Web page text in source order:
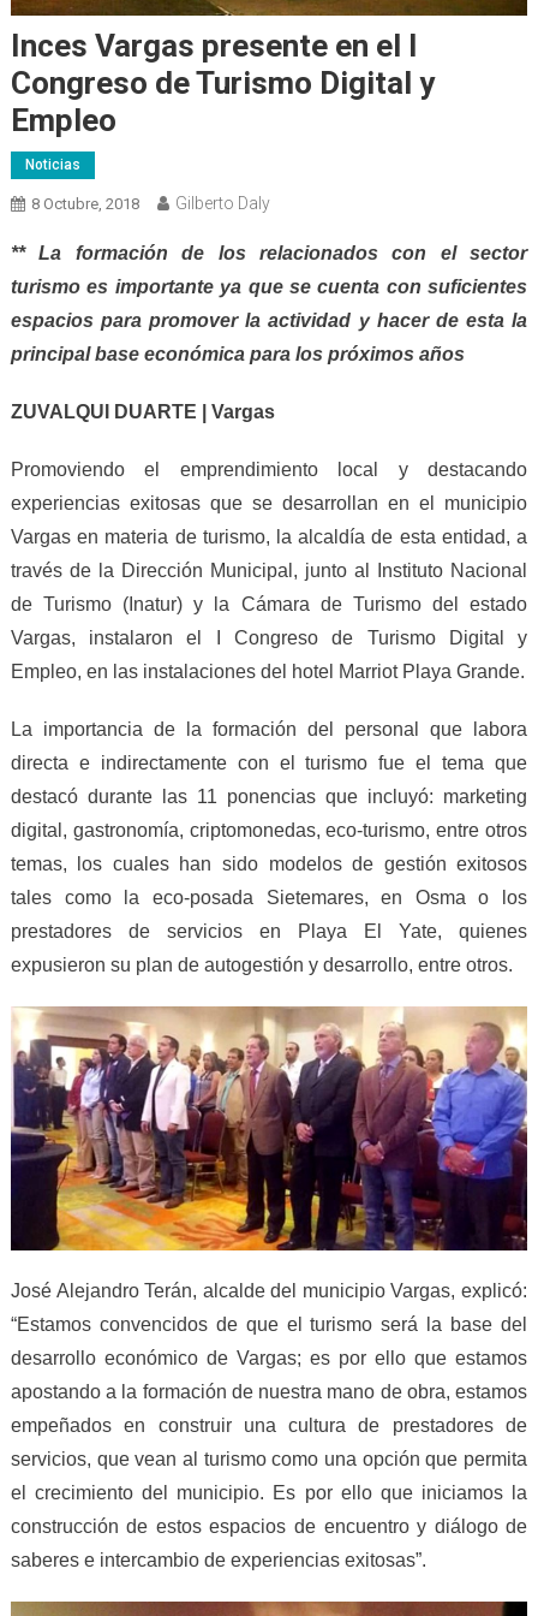
Inces Vargas presente en el I
Congreso de Turismo Digital y
Empleo
Noticias
8 Octubre, 2018 Gilberto Daly
** La formación de los relacionados con el sector
turismo es importante ya que se cuenta con suficientes
espacios para promover la actividad y hacer de esta la
principal base económica para los próximos años
ZUVALQUI DUARTE | Vargas
Promoviendo el emprendimiento local y destacando
experiencias exitosas que se desarrollan en el municipio
Vargas en materia de turismo, la alcaldía de esta entidad, a
través de la Dirección Municipal, junto al Instituto Nacional
de Turismo (Inatur) y la Cámara de Turismo del estado
Vargas, instalaron el I Congreso de Turismo Digital y
Empleo, en las instalaciones del hotel Marriot Playa Grande.
La importancia de la formación del personal que labora
directa e indirectamente con el turismo fue el tema que
destacó durante las 11 ponencias que incluyó: marketing
digital, gastronomía, criptomonedas, eco-turismo, entre otros
temas, los cuales han sido modelos de gestión exitosos
tales como la eco-posada Sietemares, en Osma o los
prestadores de servicios en Playa El Yate, quienes
expusieron su plan de autogestión y desarrollo, entre otros.
José Alejandro Terán, alcalde del municipio Vargas, explicó:
“Estamos convencidos de que el turismo será la base del
desarrollo económico de Vargas; es por ello que estamos
apostando a la formación de nuestra mano de obra, estamos
empeñados en construir una cultura de prestadores de
servicios, que vean al turismo como una opción que permita
el crecimiento del municipio. Es por ello que iniciamos la
construcción de estos espacios de encuentro y diálogo de
saberes e intercambio de experiencias exitosas”.